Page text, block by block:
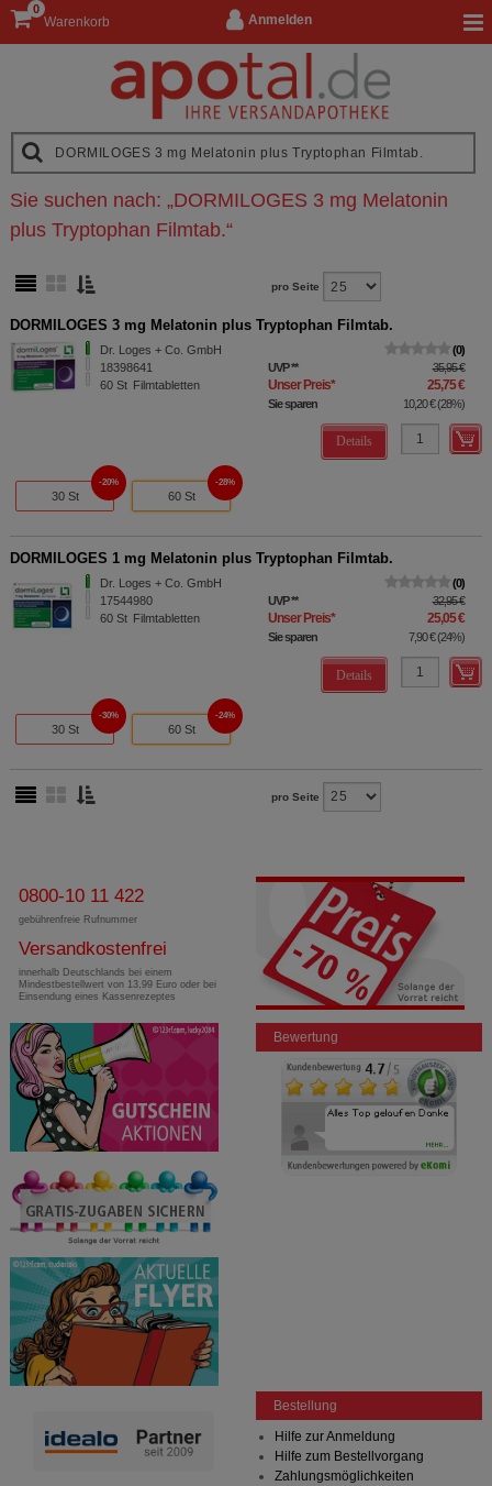
Anmelden
Warenkorb
0
Sie suchen nach: „DORMILOGES 3 mg Melatonin
plus Tryptophan Filmtab.“
pro Seite
DORMILOGES 3 mg Melatonin plus Tryptophan Filmtab.
Dr. Loges + Co. GmbH
18398641
60 St Filmtabletten
0
UVP** 35,95 €
Unser Preis* 25,75 €
Sie sparen 10,20 €(28%)
Details
30 St
20%
60 St
28%
DORMILOGES 1 mg Melatonin plus Tryptophan Filmtab.
Dr. Loges + Co. GmbH
17544980
60 St Filmtabletten
0
UVP** 32,95 €
Unser Preis* 25,05 €
Sie sparen 7,90 €(24%)
Details
30 St
30%
60 St
24%
pro Seite
0800-10 11 422
gebührenfreie Rufnummer
Versandkostenfrei
innerhalb Deutschlands bei einem
Mindestbestellwert von 13,99 Euro oder bei
Einsendung eines Kassenrezeptes
Bewertung
Bestellung
Hilfe zur Anmeldung
Hilfe zum Bestellvorgang
Zahlungsmöglichkeiten